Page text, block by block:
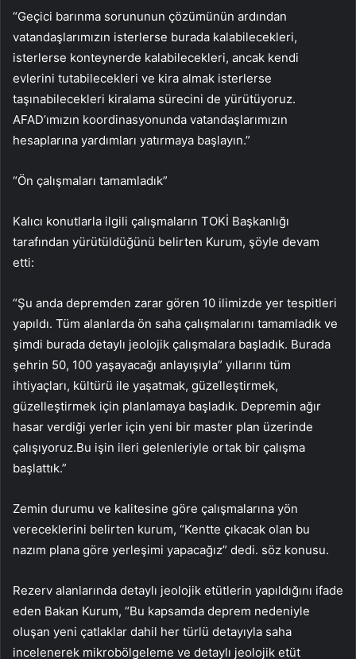
“Geçici barınma sorununun çözümünün ardından
vatandaşlarımızın isterlerse burada kalabilecekleri,
isterlerse konteynerde kalabilecekleri, ancak kendi
evlerini tutabilecekleri ve kira almak isterlerse
taşınabilecekleri kiralama sürecini de yürütüyoruz.
AFAD’ımızın koordinasyonunda vatandaşlarımızın
hesaplarına yardımları yatırmaya başlayın.”
“Ön çalışmaları tamamladık”
Kalıcı konutlarla ilgili çalışmaların TOKİ Başkanlığı
tarafından yürütüldüğünü belirten Kurum, şöyle devam
etti:
“Şu anda depremden zarar gören 10 ilimizde yer tespitleri
yapıldı. Tüm alanlarda ön saha çalışmalarını tamamladık ve
şimdi burada detaylı jeolojik çalışmalara başladık. Burada
şehrin 50, 100 yaşayacağı anlayışıyla” yıllarını tüm
ihtiyaçları, kültürü ile yaşatmak, güzelleştirmek,
güzelleştirmek için planlamaya başladık. Depremin ağır
hasar verdiği yerler için yeni bir master plan üzerinde
çalışıyoruz.Bu işin ileri gelenleriyle ortak bir çalışma
başlattık.”
Zemin durumu ve kalitesine göre çalışmalarına yön
vereceklerini belirten kurum, “Kentte çıkacak olan bu
nazım plana göre yerleşimi yapacağız” dedi. söz konusu.
Rezerv alanlarında detaylı jeolojik etütlerin yapıldığını ifade
eden Bakan Kurum, “Bu kapsamda deprem nedeniyle
oluşan yeni çatlaklar dahil her türlü detayıyla saha
incelenerek mikrobölgeleme ve detaylı jeolojik etüt